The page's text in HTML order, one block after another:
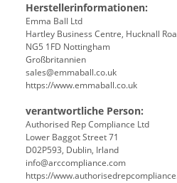
Herstellerinformationen:
Emma Ball Ltd
Hartley Business Centre, Hucknall
NG5 1FD Nottingham
Großbritannien
sales@emmaball.co.uk
https://www.emmaball.co.uk
verantwortliche Person:
Authorised Rep Compliance Ltd
Lower Baggot Street 71
D02P593, Dublin, Irland
info@arccompliance.com
https://